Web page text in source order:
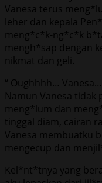
Vanesa terus
leher dan kepala
meng*c*k-ng*c*k
mengh*sap dengan
nikmat dan geli.
“ Oughhhh…
Namun Vanesa tidak
meng*lum dan
tinggal diam, cairan
Vanesa membuatku
mengecup dan
Kel*nt*tnya yang